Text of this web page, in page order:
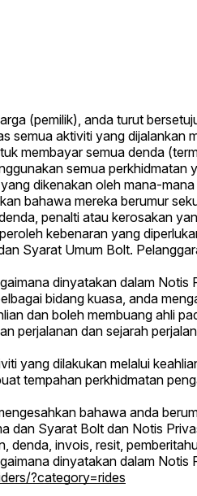
(pemilik), anda turut
semua aktiviti yang dijalankan
membayar semua denda
semua
dikenakan oleh mana-
bahawa mereka berumur
penalti atau kerosakan
kebenaran yang
Syarat Umum Bolt.
dinyatakan dalam Notis
bidang kuasa, anda
dan boleh membuang ahli
perjalanan dan sejarah
yang dilakukan melalui
tempahan perkhidmatan
bahawa anda
dan Syarat Bolt dan Notis
denda, invois, resit,
dinyatakan dalam Notis
?category=rides